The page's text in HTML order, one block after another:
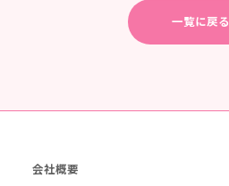
一覧に戻る
会社概要